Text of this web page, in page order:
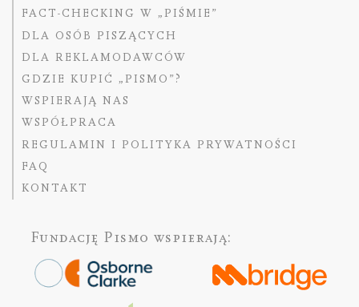
FACT-CHECKING W „PIŚMIE”
DLA OSÓB PISZĄCYCH
DLA REKLAMODAWCÓW
GDZIE KUPIĆ „PISMO”?
WSPIERAJĄ NAS
WSPÓŁPRACA
REGULAMIN I POLITYKA PRYWATNOŚCI
FAQ
KONTAKT
Fundację Pismo wspierają: